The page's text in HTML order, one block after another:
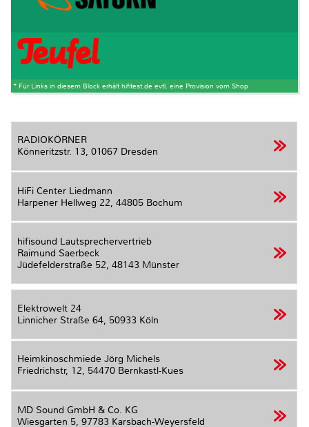
* Für Links in diesem Block erhält hifitest.de evtl. eine Provision vom Shop
RADIOKÖRNER
Könneritzstr. 13, 01067 Dresden
HiFi Center Liedmann
Harpener Hellweg 22, 44805 Bochum
hifisound Lautsprechervertrieb
Raimund Saerbeck
Jüdefelderstraße 52, 48143 Münster
Elektrowelt 24
Linnicher Straße 64, 50933 Köln
Heimkinoschmiede Jörg Michels
Friedrichstr, 12, 54470 Bernkastl-Kues
MD Sound GmbH & Co. KG
Wiesgarten 5, 97783 Karsbach-Weyersfeld